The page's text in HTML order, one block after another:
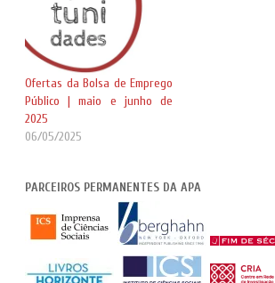
Ofertas da Bolsa de Emprego
Público | maio e junho de
2025
06/05/2025
PARCEIROS PERMANENTES DA APA